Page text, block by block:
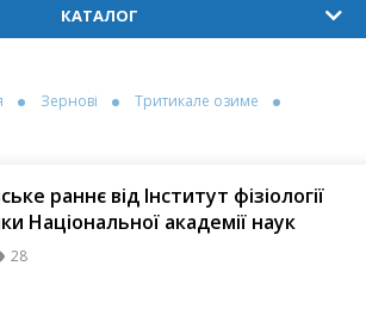
КАТАЛОГ
Зернові
Тритикале озиме
раннє від Інститут фізіології
Національної академії наук
28